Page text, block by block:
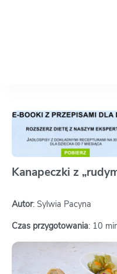
Kanapeczki z
Autor: Sylwia Pacyna
Czas przygotowania: 10